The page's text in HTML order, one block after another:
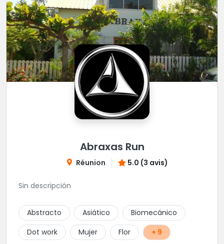
Abraxas Run
Réunion 5.0 (3 avis)
Sin descripción
Abstracto Asiático
Biomecánico
Dot work
Mujer Flor + 9